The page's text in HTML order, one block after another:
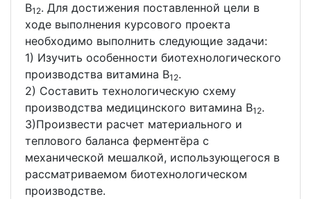
В12. Для достижения поставленной цели в
ходе выполнения курсового проекта
необходимо выполнить следующие задачи:
1) Изучить особенности биотехнологического
производства витамина В12.
2) Составить технологическую схему
производства медицинского витамина В12.
3)Произвести расчет материального и
теплового баланса ферментёра с
механической мешалкой, использующегося в
рассматриваемом биотехнологическом
производстве.